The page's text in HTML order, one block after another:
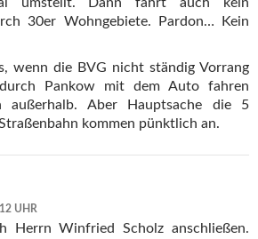
30er Wohngebiete. Pardon… Kein
wenn die BVG nicht ständig Vorrang
Pankow mit dem Auto fahren
außerhalb. Aber Hauptsache die 5
kommen pünktlich an.
UHR
Herrn Winfried Scholz anschließen.